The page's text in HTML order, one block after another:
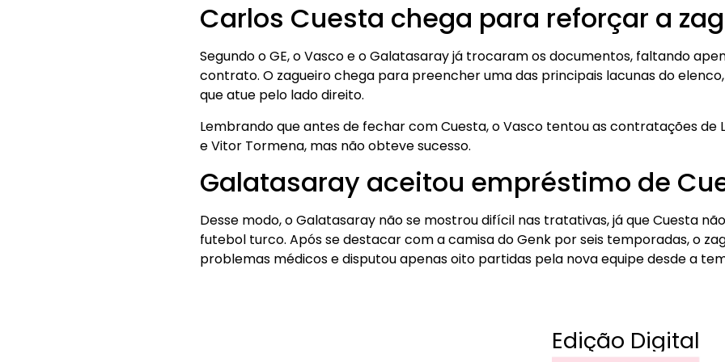
Carlos Cuesta chega para reforçar a
Segundo o GE, o Vasco e o Galatasaray já trocaram os documentos, faltando
contrato. O zagueiro chega para preencher uma das principais lacunas do
que atue pelo lado direito.
Lembrando que antes de fechar com Cuesta, o Vasco tentou as contratações de
e Vitor Tormena, mas não obteve sucesso.
Galatasaray aceitou empréstimo de
Desse modo, o Galatasaray não se mostrou difícil nas tratativas, já que Cuesta
futebol turco. Após se destacar com a camisa do Genk por seis temporadas, o
problemas médicos e disputou apenas oito partidas pela nova equipe desde a
Edição Digital